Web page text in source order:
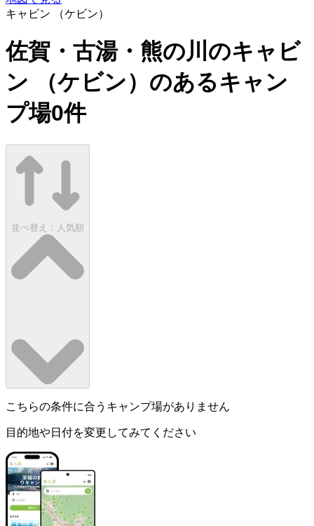
キャビン （ケビン）
佐賀・古湯・熊の川のキャビ
ン （ケビン）のあるキャン
プ場0件
並べ替え： 人気順
こちらの条件に合うキャンプ場がありません
目的地や日付を変更してみてください